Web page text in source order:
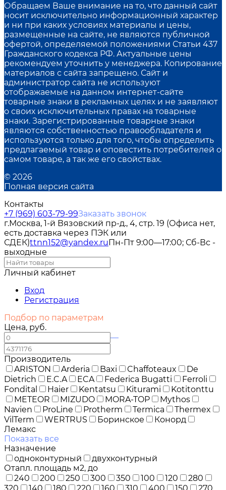
Обращаем Ваше внимание на то, что данный сайт
носит исключительно информационный характер
и ни при каких условиях материалы и цены,
размещенные на сайте, не являются публичной
офертой, определяемой положениями Статьи 437
Гражданского кодекса РФ. Актуальные цены
рекомендуем уточнить у менеджера. Копирование
материалов с сайта запрещено. Сайт и
администратор сайта не используют
отображаемые на данном интернет-сайте
товарные знаки в рекламных целях и не заявляют
о своих исключительных правах на товарные
знаки. Зарегистрированные товарные знаки
являются собственностью правообладателя и
используются только для того, чтобы определить
предлагаемый товар и оповестить потребителей о
самом товаре, а так же его свойствах.
© 2026
Полная версия сайта
Контакты
+7 (969) 603-79-99Заказать звонок
г.Москва, 1-й Вязовский пр-д., 4, стр. 19 (Офиса нет,
есть доставка через ПЭК или
СДЕК)ttnn152@yandex.ruПн-Пт 9:00—17:00; Сб-Вс -
выходные
Личный кабинет
Вход
Регистрация
Подбор по параметрам
Цена, руб.
—
Производитель
ARISTON
Arderia Baxi Chaffoteaux
De
Dietrich
E.C.A ECA Federica Bugatti
Ferroli
Fondital
Haier Kentatsu Kiturami
Kotitonttu
METEOR
MIZUDO MORA-TOP
Mythos
Navien
ProLine Protherm Termica
Thermex
VilTerm
WERTRUS Боринское
Конорд
Лемакс
Показать все
Назначение
одноконтурный
двухконтурный
Отапл. площадь м2, до
240
200 250 300 350 100 120
280